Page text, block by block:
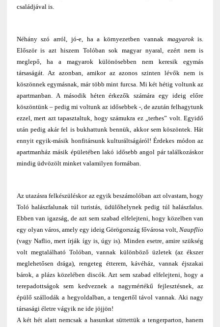
családjával is.
Néhány szó arról, jó-e, ha a környezetben vannak magyarokis.
Először is azt hiszem Tolóban sok magyar nyaral, ezért nem is
meglepő, ha a magyarok különösebben nem keresik egymás
társaságát. Az azonban, amikor az azonos szinten lévők nem is
köszönnek egymásnak, már több mint furcsa. Mi két hétig voltunk az
apartmanban. A második héten érkezők számára egy ideig előre
köszöntünk – pedig mi voltunk az idősebbek -, de azután felhagytunk
ezzel, mert azt tapasztaltuk, hogy számukra ez „terhes” volt. Egyidő
után pedig akár fel is bukhattunk bennük, akkor sem köszöntek. Hát
ennyit egyik-másik honfitársunk kulturáltságáról! Érdekes módon az
apartmanház másik épületében lakó idősebb angol pár találkozáskor
mindig üdvözölt minket valamilyen formában.
Az utazásra felkészüléskor az egyik beszámolóban azt olvastam, hogy
Toló halászfalunak túl turistás, üdülőhelynek pedig túl halászfalus.
Ebben van igazság, de azt sem szabad elfelejteni, hogy közelben van
egy olyan város, amely egy ideig Görögország fővárosa volt,Naupflio
(vagy Naflio, mert írják így is, úgy is). Minden esetre, amire szükség
volt megtalálható Tolóban, vannak különböző üzletek (az ékszer
meglehetősen drága), rengeteg étterem, kávéház, vannak éjszakai
bárok, a plázs közelében discók. Azt sem szabad elfelejteni, hogy a
terepadottságok sem kedveznek a nagymértékű fejlesztésnek, az
épülő szállodák a hegyoldalban, a tengertől távol vannak. Aki nagy
társasági életre vágyik ne ide jöjjön!
A két hét alatt nemcsak a hasunkat süttettük a tengerparton, hanem